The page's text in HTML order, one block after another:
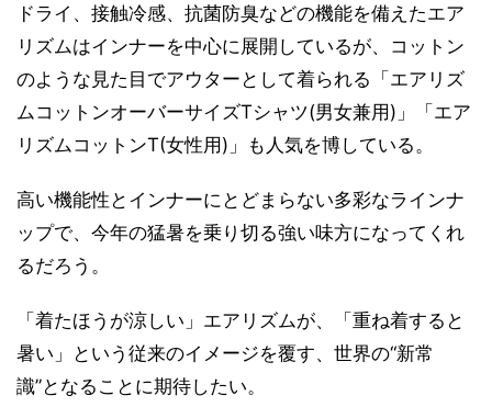
ドライ、接触冷感、抗菌防臭などの機能を備えたエア
リズムはインナーを中心に展開しているが、コットン
のような見た目でアウターとして着られる「エアリズ
ムコットンオーバーサイズTシャツ(男女兼用)」「エア
リズムコットンT(女性用)」も人気を博している。
高い機能性とインナーにとどまらない多彩なラインナ
ップで、今年の猛暑を乗り切る強い味方になってくれ
るだろう。
「着たほうが涼しい」エアリズムが、「重ね着すると
暑い」という従来のイメージを覆す、世界の“新常
識”となることに期待したい。